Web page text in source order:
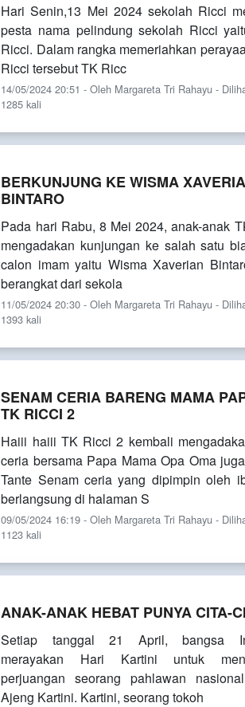
Hari Senin,13 Mei 2024 sekolah Ricci
pesta nama pelindung sekolah Ricci
Ricci. Dalam rangka memeriahkan
Ricci tersebut TK Ricc
14/05/2024 20:51 - Oleh Margareta Tri Rahayu -
1285 kali
BERKUNJUNG KE WISMA
BINTARO
Pada hari Rabu, 8 Mei 2024, anak-anak
mengadakan kunjungan ke salah satu
calon imam yaitu Wisma Xaverian
berangkat dari sekola
11/05/2024 20:30 - Oleh Margareta Tri Rahayu -
1393 kali
SENAM CERIA BARENG MAMA
TK RICCI 2
Haiii haiii TK Ricci 2 kembali
ceria bersama Papa Mama Opa Oma
Tante Senam ceria yang dipimpin oleh
berlangsung di halaman S
09/05/2024 16:19 - Oleh Margareta Tri Rahayu -
1123 kali
ANAK-ANAK HEBAT PUNYA CITA-
Setiap tanggal 21 April, bangsa
merayakan Hari Kartini untuk
perjuangan seorang pahlawan
Ajeng Kartini. Kartini, seorang tokoh